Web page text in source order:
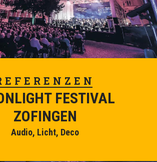
FESTIVAL
ZOFINGEN
Audio, Licht, Deco